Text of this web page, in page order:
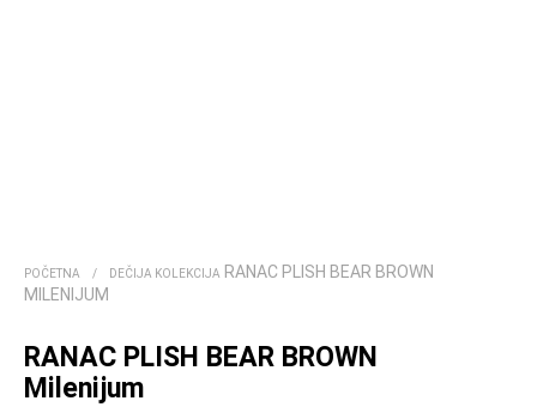
POČETNA / DEČIJA KOLEKCIJA RANAC PLISH BEAR BROWN
MILENIJUM
RANAC PLISH BEAR BROWN
Milenijum